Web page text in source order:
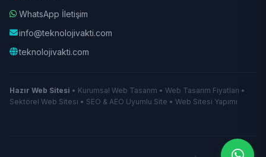
WhatsApp İletişim
info@teknolojivakti.com
teknolojivakti.com
Hazır Web Sitesi • Kurumsal Web Tasarım • Web Tasarım Fiyatları •
Sektörel Web Sitesi • SEO & AEO Uyumlu Site • Web Sitesi Yapımı